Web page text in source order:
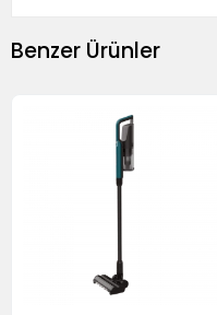
Benzer Ürünler